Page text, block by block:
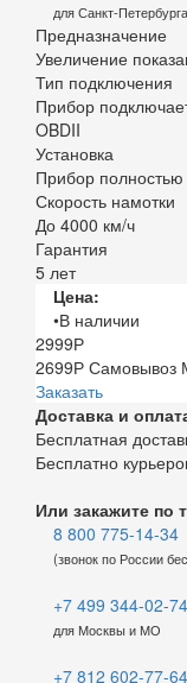
для Санкт-
Предназначение
Увеличение
Тип подключения
Прибор
OBDII
Установка
Прибор полностью
Скорость намотки
До 4000 км/ч
Гарантия
5 лет
Цена:
•В наличии
2999Р
2699Р Самовывоз
Заказать
Доставка и
Бесплатная
Бесплатно
Или закажите по
8 800 775-14-34
(звонок по России
+7 499 344-02-74
для Москвы и МО
+7 812 602-77-64